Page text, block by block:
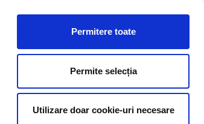
Permitere toate
Permite selecția
Utilizare doar cookie-uri necesare
CONTACT